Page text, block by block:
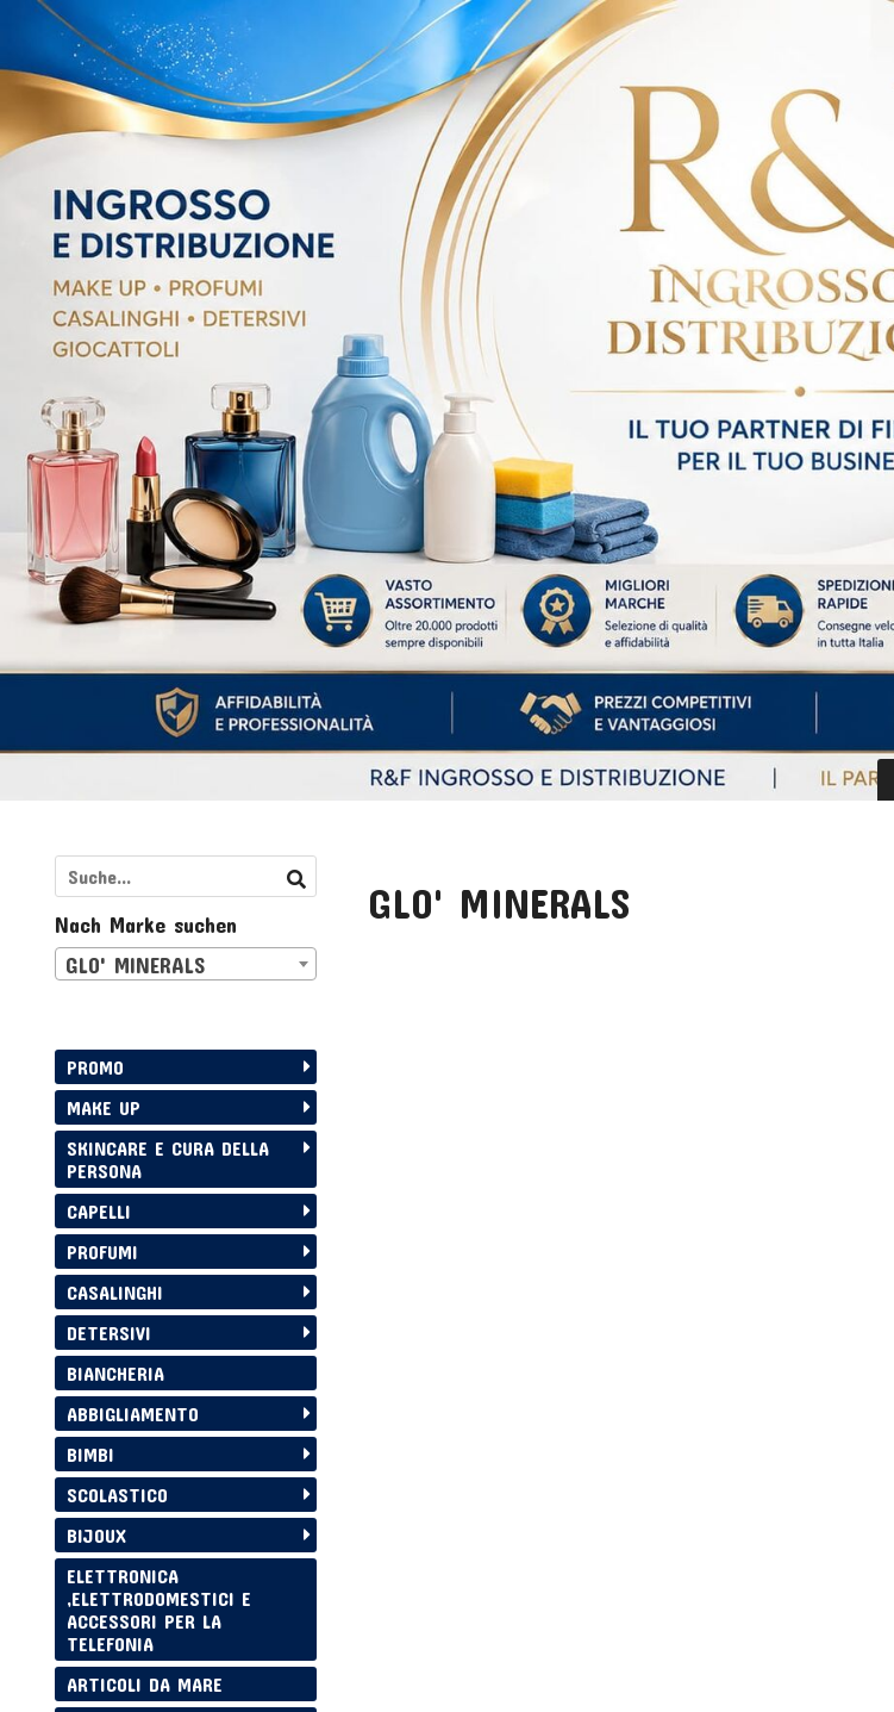
GLO' MINERALS
Nach Marke suchen
GLO' MINERALS
PROMO
MAKE UP
SKINCARE E CURA DELLA
PERSONA
CAPELLI
PROFUMI
CASALINGHI
DETERSIVI
BIANCHERIA
ABBIGLIAMENTO
BIMBI
SCOLASTICO
BIJOUX
ELETTRONICA
,ELETTRODOMESTICI E
ACCESSORI PER LA
TELEFONIA
ARTICOLI DA MARE